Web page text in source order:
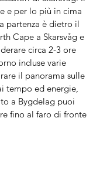
e per lo più in cima
partenza è dietro il
Cape a Skarsvåg e
circa 2-3 ore
incluse varie
il panorama sulle
tempo ed energie,
a Bygdelag puoi
fino al faro di fronte